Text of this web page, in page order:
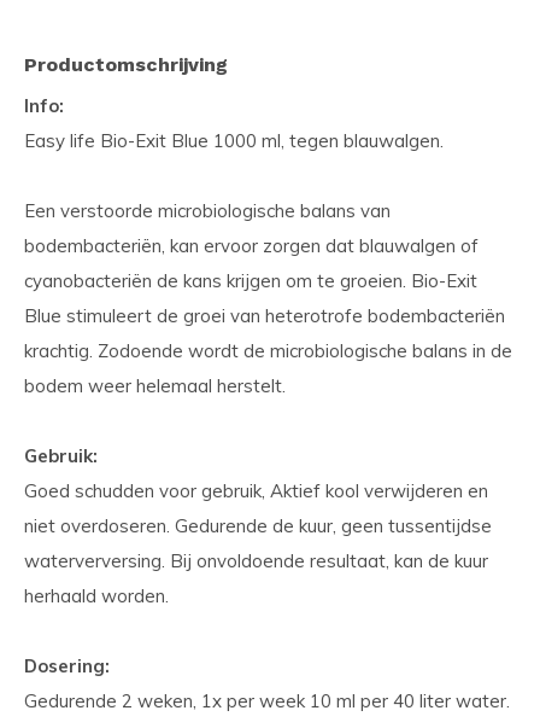
Productomschrijving
Info:
Easy life Bio-Exit Blue 1000 ml, tegen blauwalgen.
Een verstoorde microbiologische balans van
bodembacteriën, kan ervoor zorgen dat blauwalgen of
cyanobacteriën de kans krijgen om te groeien. Bio-Exit
Blue stimuleert de groei van heterotrofe bodembacteriën
krachtig. Zodoende wordt de microbiologische balans in de
bodem weer helemaal herstelt.
Gebruik:
Goed schudden voor gebruik, Aktief kool verwijderen en
niet overdoseren. Gedurende de kuur, geen tussentijdse
waterverversing. Bij onvoldoende resultaat, kan de kuur
herhaald worden.
Dosering:
Gedurende 2 weken, 1x per week 10 ml per 40 liter water.